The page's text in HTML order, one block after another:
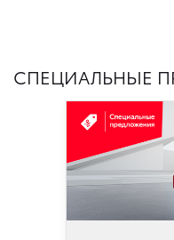
СПЕЦИАЛЬНЫЕ